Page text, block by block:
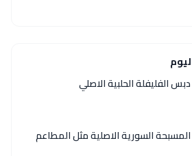
الفليفلة الحلبية الاصلي
السورية الاصلية مثل المطاعم